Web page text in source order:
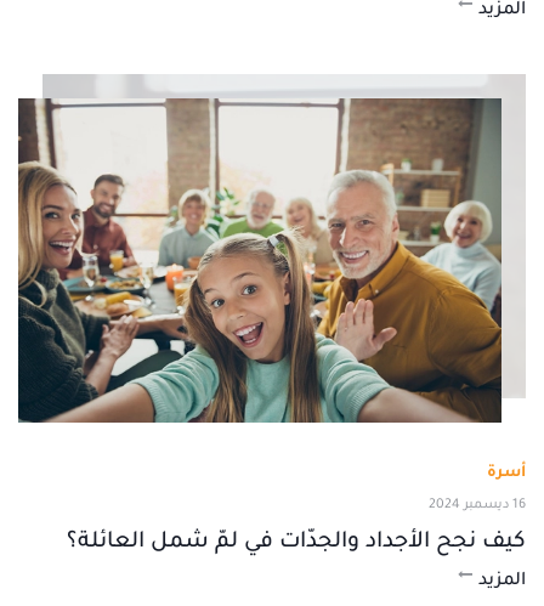
المزيد
أسرة
16 ديسمبر 2024
كيف نجح الأجداد والجدّات في لمّ شمل العائلة؟
المزيد